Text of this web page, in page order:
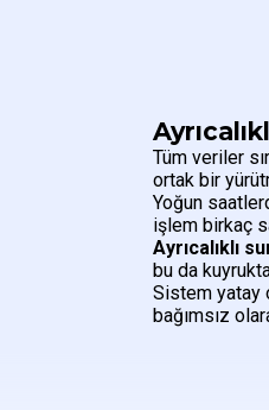
Tüm veriler
ortak bir
Yoğun
işlem birkaç
Ayrıcalıklı
bu da
Sistem yatay
bağımsız